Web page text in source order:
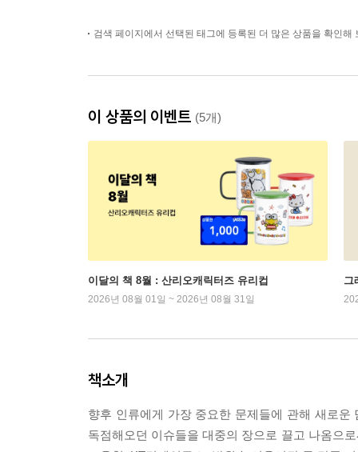
검색 페이지에서 선택된 태그에 등록된 더 많은 상품을 확인해
이 상품의 이벤트 (5개)
이달의 책 8월 : 산리오캐릭터즈 유리컵
2026년 08월 01일 ~ 2026년 08월 31일
그
책소개
향후 인류에게 가장 중요한 문제들에 관해 새로
독점해오던 이슈들을 대중의 장으로 끌고 나옴으